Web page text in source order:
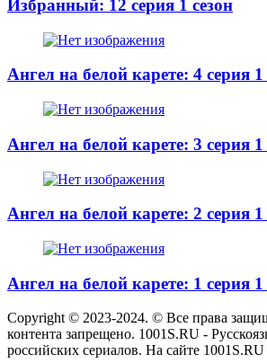
Избранный: 12 серия 1 сезон
Ангел на белой карете: 4 серия 1
Ангел на белой карете: 3 серия 1
Ангел на белой карете: 2 серия 1
Ангел на белой карете: 1 серия 1
Copyright © 2023-2024. © Все права
контента запрещено. 1001S.RU -
российских сериалов. На сайте 1001S.RU